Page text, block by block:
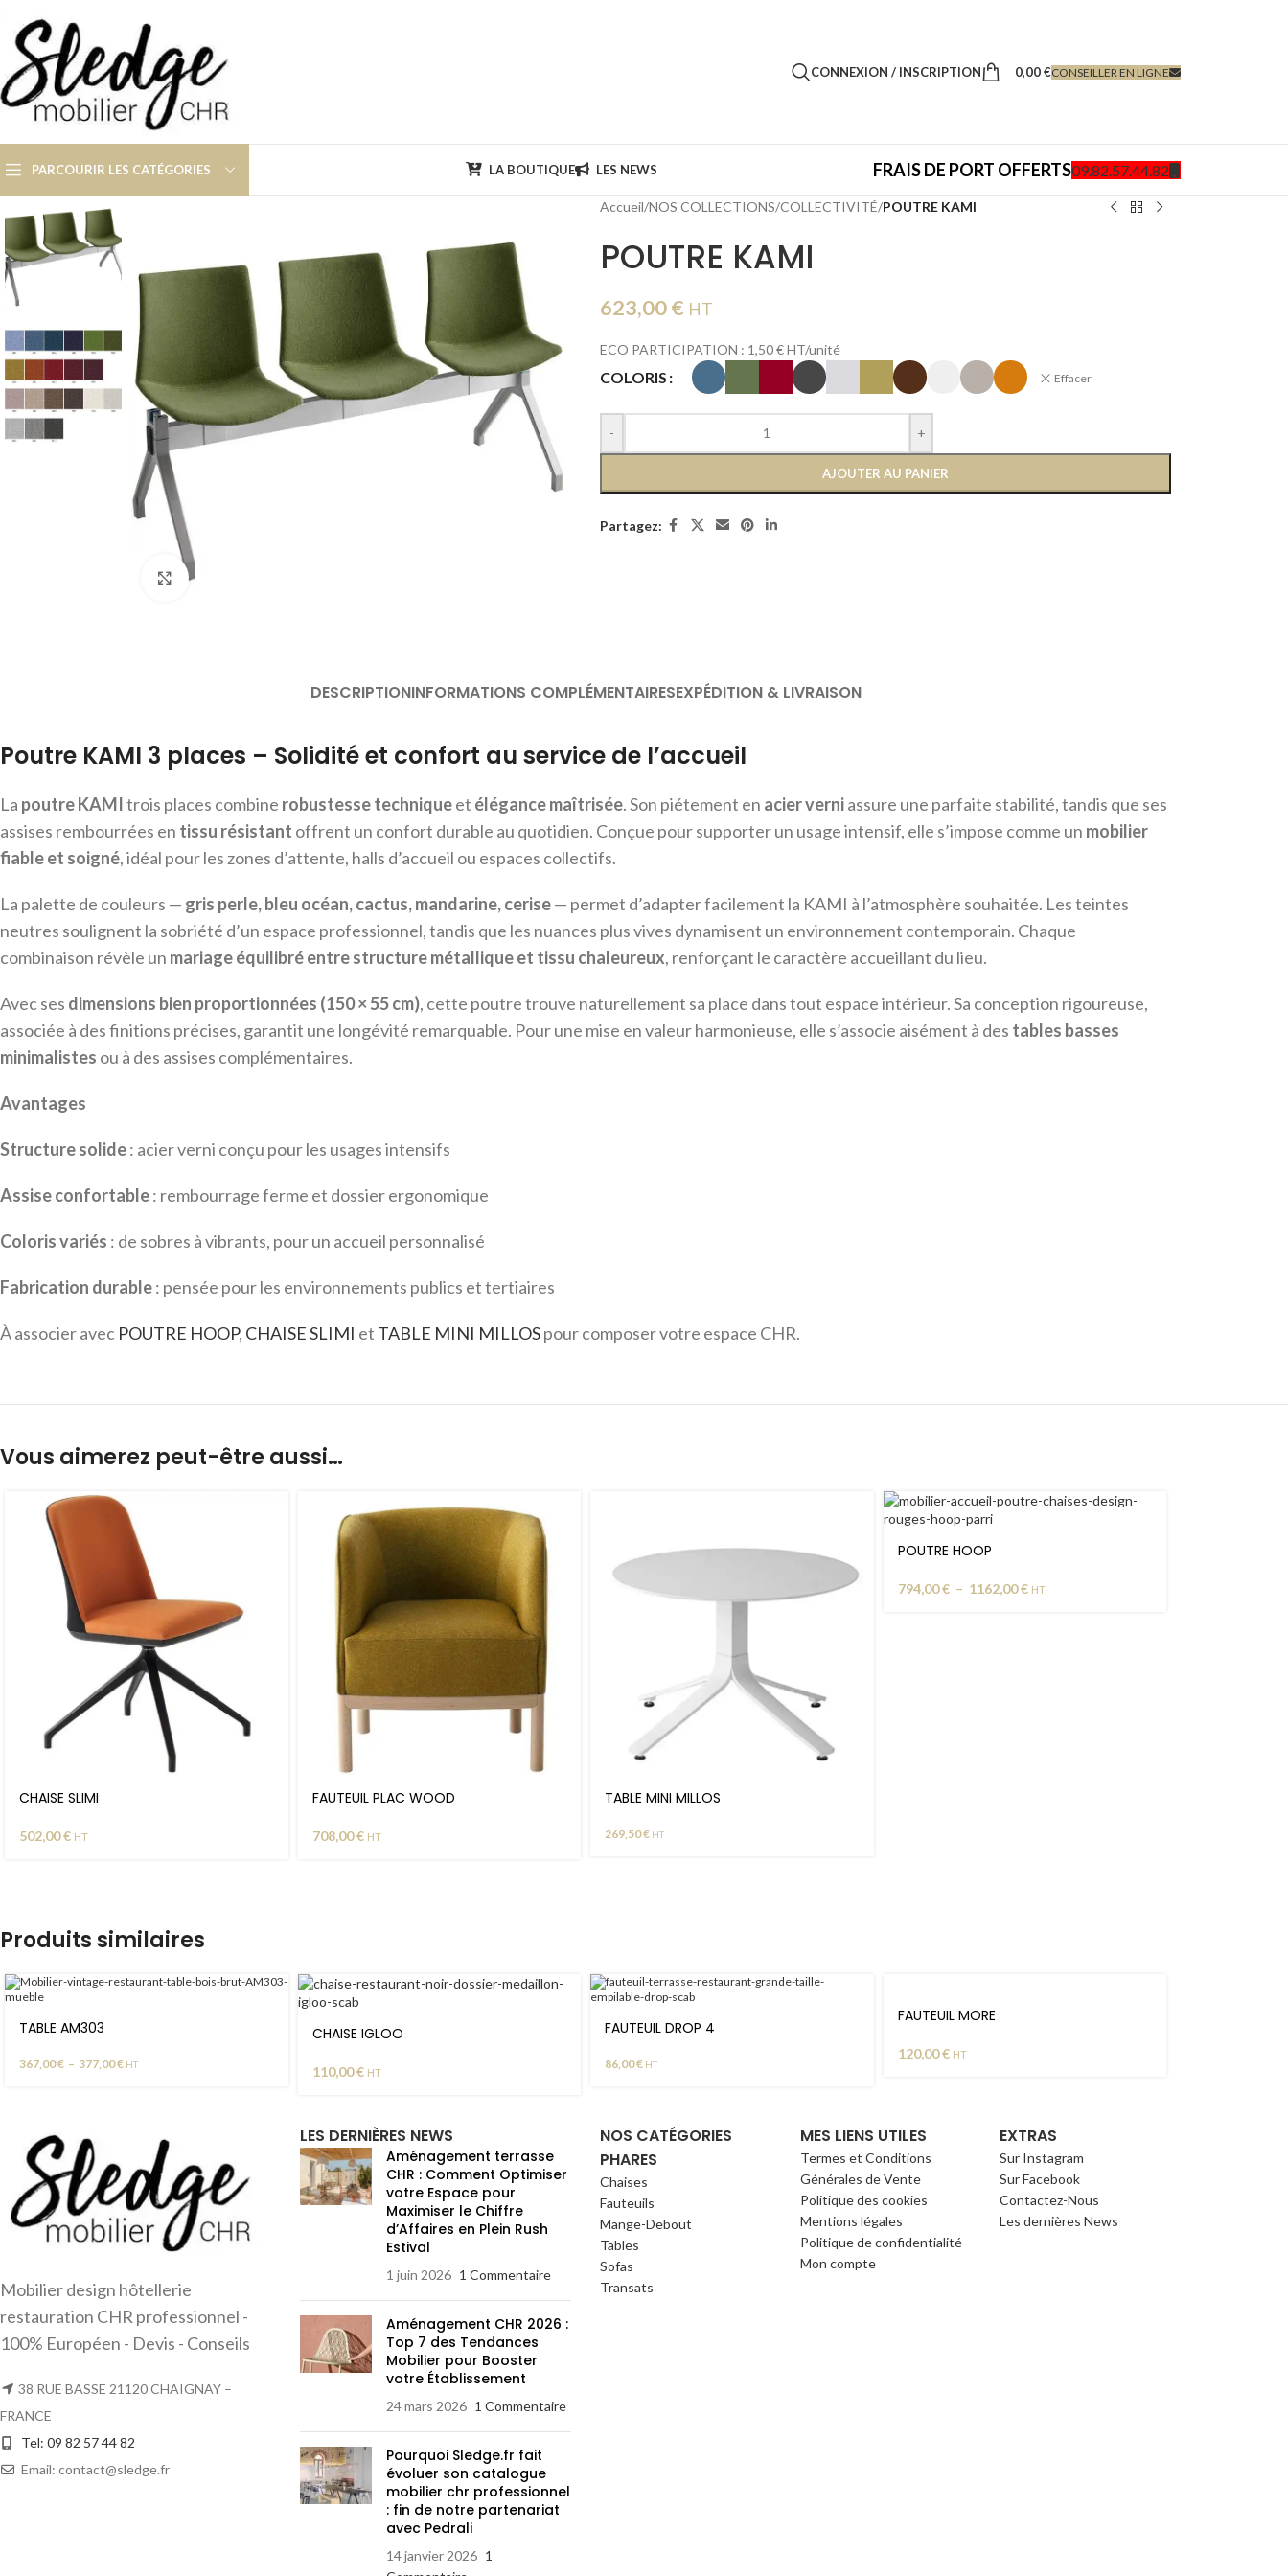
CONNEXION / INSCRIPTION 0,00€CONSEILLER EN LIGNE
PARCOURIR LES CATÉGORIES LA BOUTIQUE LES NEWS FRAIS DE PORT OFFERTS09.82.57.44.82
Cliquer pour agrandir
Accueil/NOS COLLECTIONS/COLLECTIVITÉ/POUTRE KAMI
POUTRE KAMI
623,00€ HT
ECO PARTICIPATION : 1,50 € HT/unité
COLORIS Effacer
- +
AJOUTER AU PANIER
Partagez:
DESCRIPTIONINFORMATIONS COMPLÉMENTAIRESEXPÉDITION & LIVRAISON
Poutre KAMI 3 places – Solidité et confort au service de l’accueil
La poutre KAMItrois places combine robustesse techniqueet élégance maîtrisée. Son piétement en acier verniassure une parfaite stabilité, tandis que ses
assises rembourrées en tissu résistant offrent un confort durable au quotidien. Conçue pour supporter un usage intensif, elle s’impose comme un mobilier
fiable et soigné, idéal pour les zones d’attente, halls d’accueil ou espaces collectifs.
La palette de couleurs — gris perle, bleu océan, cactus, mandarine, cerise— permet d’adapter facilement la KAMI à l’atmosphère souhaitée. Les teintes
neutres soulignent la sobriété d’un espace professionnel, tandis que les nuances plus vives dynamisent un environnement contemporain. Chaque
combinaison révèle un mariage équilibré entre structure métallique et tissu chaleureux, renforçant le caractère accueillant du lieu.
Avec ses dimensions bien proportionnées (150 × 55 cm), cette poutre trouve naturellement sa place dans tout espace intérieur. Sa conception rigoureuse,
associée à des finitions précises, garantit une longévité remarquable. Pour une mise en valeur harmonieuse, elle s’associe aisément à des tables basses
minimalistes ou à des assises complémentaires.
Avantages
Structure solide: acier verni conçu pour les usages intensifs
Assise confortable: rembourrage ferme et dossier ergonomique
Coloris variés : de sobres à vibrants, pour un accueil personnalisé
Fabrication durable: pensée pour les environnements publics et tertiaires
À associer avec POUTRE HOOP, CHAISE SLIMI et TABLE MINI MILLOSpour composer votre espace CHR.
Vous aimerez peut-être aussi…
CHAISE SLIMI
502,00€ HT
FAUTEUIL PLAC WOOD
708,00€ HT
TABLE MINI MILLOS
269,50€ HT
POUTRE HOOP
794,00€ – 1162,00€ HT
Produits similaires
TABLE AM303
367,00€ – 377,00€ HT
CHAISE IGLOO
110,00€ HT
FAUTEUIL DROP 4
86,00€ HT
FAUTEUIL MORE
120,00€ HT
Mobilier design hôtellerie
restauration CHR professionnel -
100% Européen - Devis - Conseils
38 RUE BASSE 21120 CHAIGNAY –
FRANCE
Tel: 09 82 57 44 82
Email: contact@sledge.fr
LES DERNIÈRES NEWS
Aménagement terrasse
CHR : Comment Optimiser
votre Espace pour
Maximiser le Chiffre
d’Affaires en Plein Rush
Estival
1 juin 2026 1 Commentaire
Aménagement CHR 2026 :
Top 7 des Tendances
Mobilier pour Booster
votre Établissement
24 mars 2026 1 Commentaire
Pourquoi Sledge.fr fait
évoluer son catalogue
mobilier chr professionnel
: fin de notre partenariat
avec Pedrali
14 janvier 2026 1
NOS CATÉGORIES
PHARES
Chaises
Fauteuils
Mange-Debout
Tables
Sofas
Transats
MES LIENS UTILES
Termes et Conditions
Générales de Vente
Politique des cookies
Mentions légales
Politique de confidentialité
Mon compte
EXTRAS
Sur Instagram
Sur Facebook
Contactez-Nous
Les dernières News